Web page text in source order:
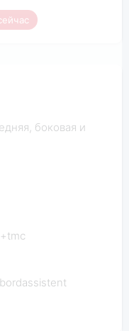
боковая и